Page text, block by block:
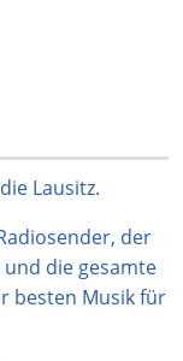
Lausitz.
der
die gesamte
besten Musik für